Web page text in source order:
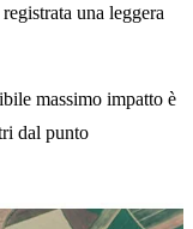
una leggera
massimo impatto è
dal punto